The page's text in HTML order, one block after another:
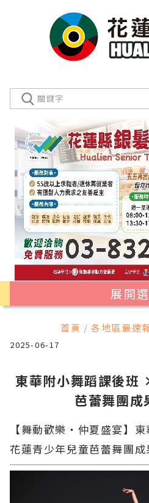
展開
首頁 / 各地區最速
2025-06-17
東華附小舞蹈課後班
芭蕾舞團成
【舞動歡樂・仲夏盛宴】
花蓮青少年兒童芭蕾舞團成